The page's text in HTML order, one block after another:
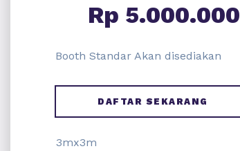
Rp 5.000.000
Booth Standar Akan disediakan
DAFTAR SEKARANG
3mx3m